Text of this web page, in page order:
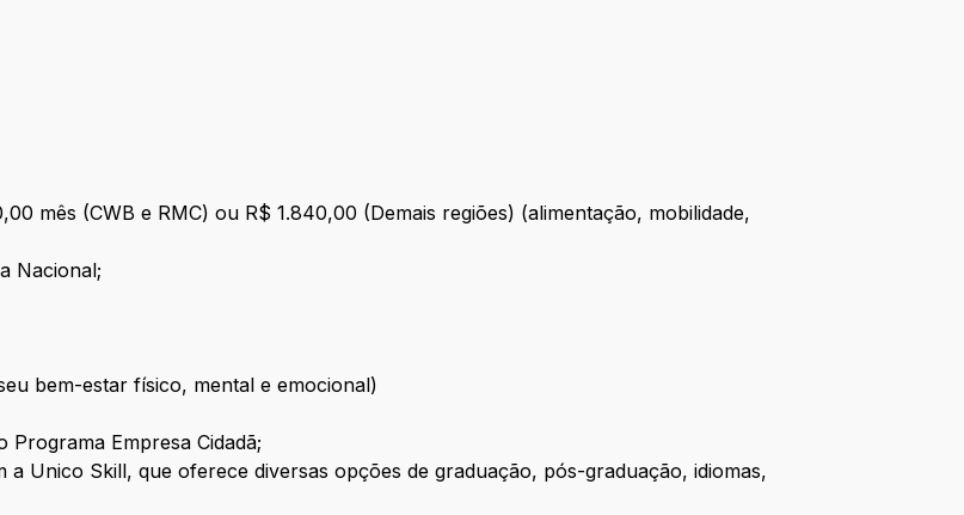
mês (CWB e RMC) ou R$ 1.840,00 (Demais regiões) (alimentação, mobilidade,
Nacional;
bem-estar físico, mental e emocional)
Programa Empresa Cidadã;
Unico Skill, que oferece diversas opções de graduação, pós-graduação, idiomas,